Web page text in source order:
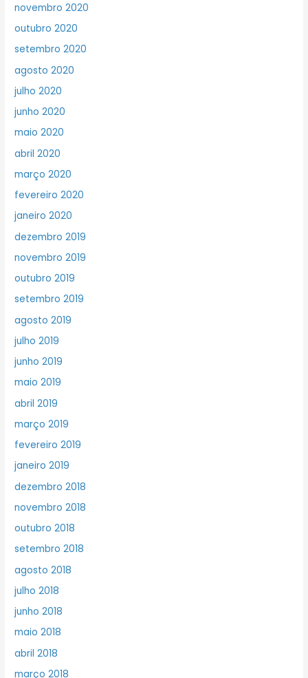
novembro 2020
outubro 2020
setembro 2020
agosto 2020
julho 2020
junho 2020
maio 2020
abril 2020
março 2020
fevereiro 2020
janeiro 2020
dezembro 2019
novembro 2019
outubro 2019
setembro 2019
agosto 2019
julho 2019
junho 2019
maio 2019
abril 2019
março 2019
fevereiro 2019
janeiro 2019
dezembro 2018
novembro 2018
outubro 2018
setembro 2018
agosto 2018
julho 2018
junho 2018
maio 2018
abril 2018
março 2018